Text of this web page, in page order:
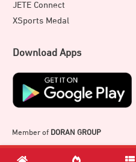
JETE Connect
XSports Medal
Download Apps
Member of DORAN GROUP